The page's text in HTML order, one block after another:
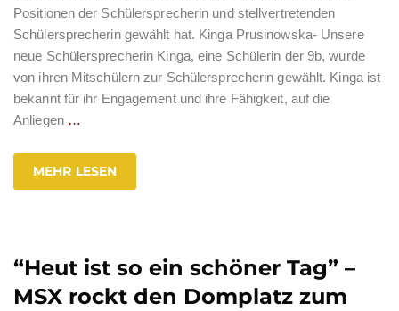
Positionen der Schülersprecherin und stellvertretenden
Schülersprecherin gewählt hat. Kinga Prusinowska- Unsere
neue Schülersprecherin Kinga, eine Schülerin der 9b, wurde
von ihren Mitschülern zur Schülersprecherin gewählt. Kinga ist
bekannt für ihr Engagement und ihre Fähigkeit, auf die
Anliegen …
MEHR LESEN
“Heut ist so ein schöner Tag” –
MSX rockt den Domplatz zum